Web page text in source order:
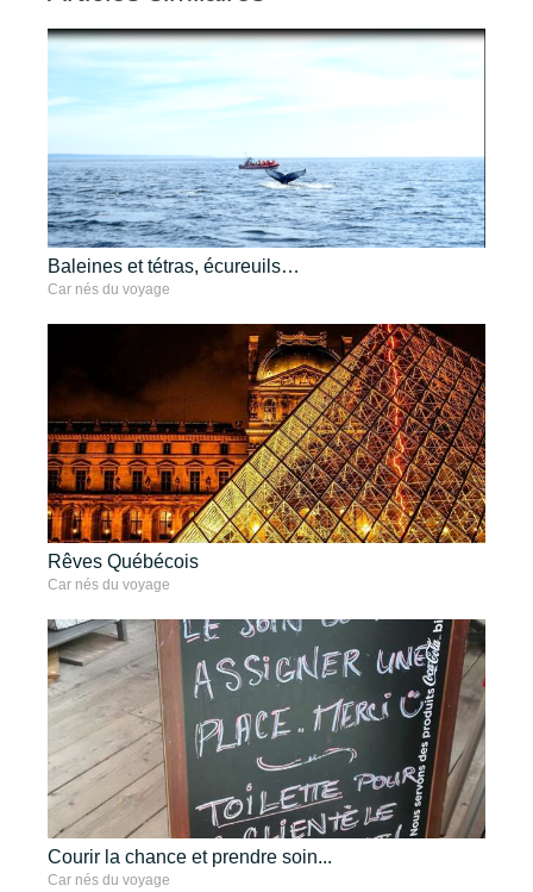
Baleines et tétras, écureuils…
Car nés du voyage
Rêves Québécois
Car nés du voyage
Courir la chance et prendre soin...
Car nés du voyage